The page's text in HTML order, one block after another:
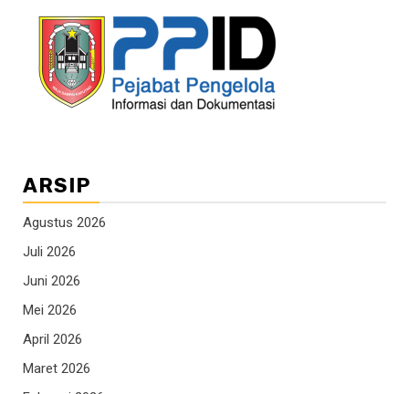
ARSIP
Agustus 2026
Juli 2026
Juni 2026
Mei 2026
April 2026
Maret 2026